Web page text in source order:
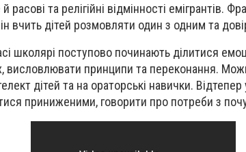
расові та релігійні відмінності емігрантів.
вчить дітей розмовляти один з одним та
школярі поступово починають ділитися
висловлювати принципи та переконання.
дітей та на ораторські навички.
приниженими, говорити про потреби з